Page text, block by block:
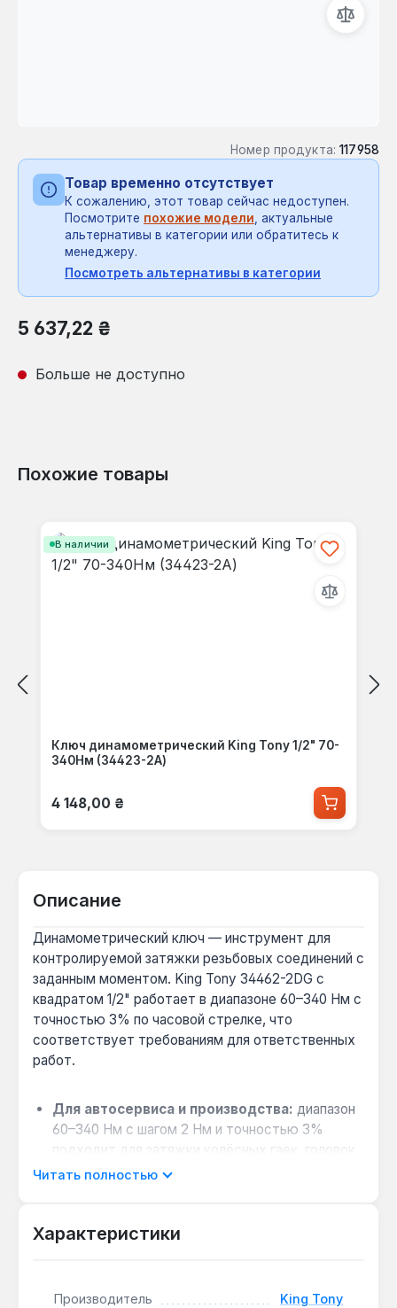
Номер продукта: 117958
Товар временно отсутствует
К сожалению, этот товар сейчас недоступен.
Посмотрите похожие модели , актуальные
альтернативы в категории или обратитесь к
менеджеру.
Посмотреть альтернативы в категории
Обычная цена:
5 637,22 ₴
Больше не доступно
Похожие товары
В наличии
Ключ динамометрический King Tony 1/2" 70-
340Нм (34423-2A)
Обычная цена:
4 148,00 ₴
Описание
Динамометрический ключ — инструмент для
контролируемой затяжки резьбовых соединений с
заданным моментом. King Tony 34462-2DG с
квадратом 1/2" работает в диапазоне 60–340 Нм с
точностью 3% по часовой стрелке, что
соответствует требованиям для ответственных
работ.
Для автосервиса и производства: диапазон
60–340 Нм с шагом 2 Нм и точностью 3%
подходит для затяжки колёсных гаек, головок
блока цилиндров и других ответственных
пространстве:трещоточный механизм на 32
Быстрая смена оснастки: кнопка быстрого
Читать полностью
Характеристики
Производитель King Tony